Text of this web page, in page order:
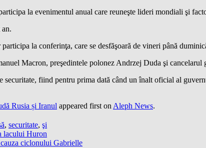
la evenimentul anual care reuneşte lideri mondiali şi
la conferinţa, care se desfăşoară de vineri până
Macron, preşedintele polonez Andrzej Duda şi
fiind pentru prima dată când un înalt oficial al
Rusia și Iranul appeared first onAleph News.
, securitate, şi
lacului Huron
ciclonului Gabrielle